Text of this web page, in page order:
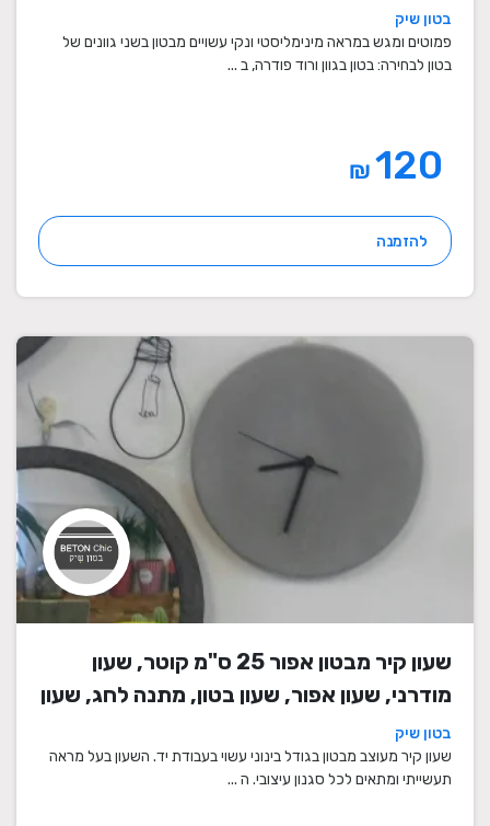
בטון שיק
פמוטים ומגש במראה מינימליסטי ונקי עשויים מבטון בשני גוונים של
בטון לבחירה: בטון בגוון ורוד פודרה, ב ...
₪
להזמנה
שעון קיר מבטון אפור 25 ס"מ קוטר, שעון
מודרני, שעון אפור, שעון בטון, מתנה לחג, שעון
מעוצב, שעון מיוחד, שעון תעשייתי, שעון לסלון,
שעון קיר
בטון שיק
שעון קיר מעוצב מבטון בגודל בינוני עשוי בעבודת יד. השעון בעל מראה
תעשייתי ומתאים לכל סגנון עיצובי. ה ...